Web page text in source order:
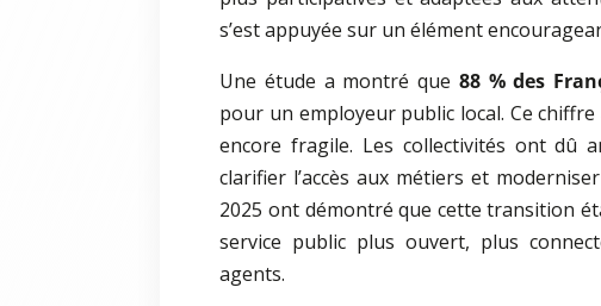
s’est appuyée sur un élément
Une étude a montré que 88 % des
pour un employeur public local. Ce
encore fragile. Les collectivités ont dû
clarifier l’accès aux métiers et
2025 ont démontré que cette transition
service public plus ouvert, plus
agents.